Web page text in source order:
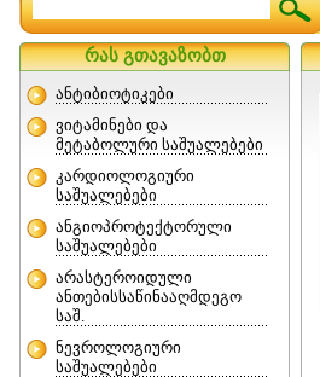
რას გთავაზობთ
ანტიბიოტიკები
ვიტამინები და
მეტაბოლური საშუალებები
კარდიოლოგიური
საშუალებები
ანგიოპროტექტორული
საშუალებები
არასტეროიდული
ანთებისსაწინააღმდეგო
საშ.
ნევროლოგიური
საშუალებები